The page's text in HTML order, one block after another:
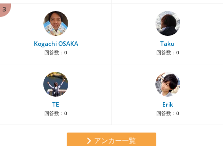
3
Kogachi OSAKA
回答数： 0
Taku
回答数： 0
TE
回答数： 0
Erik
回答数： 0
アンカー一覧